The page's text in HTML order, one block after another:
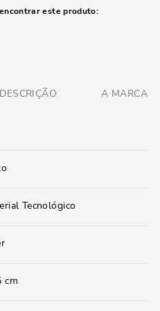
este produto:
DESCRIÇÃO A MARCA
Tecnológico
cm